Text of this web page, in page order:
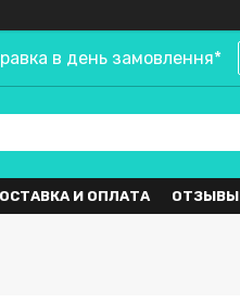
в день замовлення*
И ОПЛАТА ОТЗЫВЫ